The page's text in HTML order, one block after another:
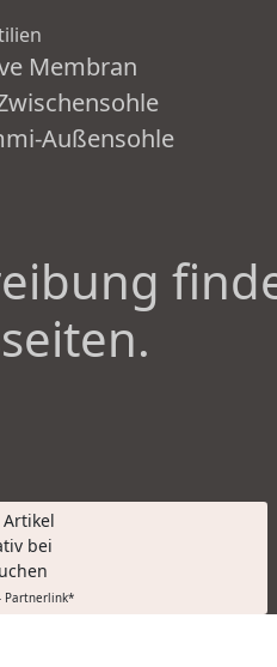
Membran
Außensohle
Artikel
bei
Partnerlink*